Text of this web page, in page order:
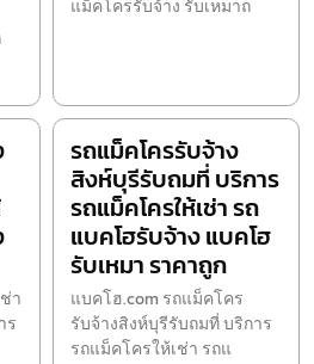
แม็คโครรับจ้าง รับเหมาถ
า
ร
รถแม็คโครรับจ้าง
สิงห์บุรีรับถมที่ บริการ
รถแม็คโครให้เช่า รถ
แบคโฮรับจ้าง แบคโฮ
รับเหมา ราคาถูก
แบคโฮ.com รถแม็คโคร
รับจ้างสิงห์บุรีรับถมที่ บริการ
รถแม็คโครให้เช่า รถแ